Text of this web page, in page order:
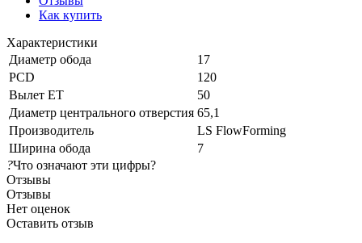
Как купить
Характеристики
Диаметр обода
17
PCD
120
Вылет ET
50
Диаметр центрального отверстия 65,1
Производитель
LS FlowForming
Ширина обода
7
?Что означают эти цифры?
Отзывы
Отзывы
Нет оценок
Оставить отзыв